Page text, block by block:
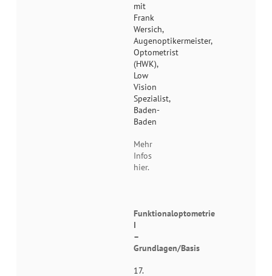
mit
Frank
Wersich,
Augenoptikermeister,
Optometrist
(HWK),
Low
Vision
Spezialist,
Baden-
Baden
Mehr
Infos
hier.
Funktionaloptometrie
I
–
Grundlagen/Basis
17.